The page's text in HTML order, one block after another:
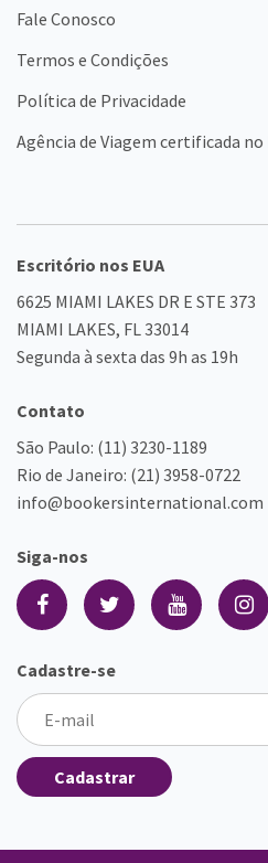
Fale Conosco
Termos e Condições
Política de Privacidade
Agência de Viagem certificada
Escritório nos EUA
6625 MIAMI LAKES DR E STE 373
MIAMI LAKES, FL 33014
Segunda à sexta das 9h as 19h
Contato
São Paulo: (11) 3230-1189
Rio de Janeiro: (21) 3958-0722
info@bookersinternational.com
Siga-nos
Cadastre-se
Cadastrar